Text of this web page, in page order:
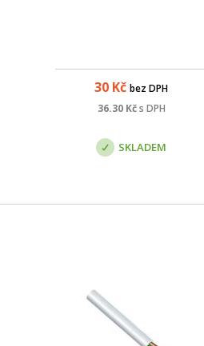
30 Kč bez DPH
36.30Kčs DPH
SKLADEM